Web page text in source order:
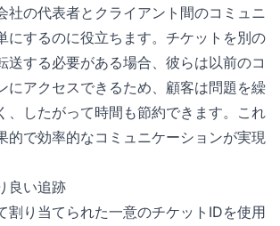
社の代表者とクライアント間のコミュニ
にするのに役立ちます。チケットを別の
送する必要がある場合、彼らは以前のコ
にアクセスできるため、顧客は問題を繰
、したがって時間も節約できます。これ
的で効率的なコミュニケーションが実現
良い追跡
割り当てられた一意のチケットIDを使用